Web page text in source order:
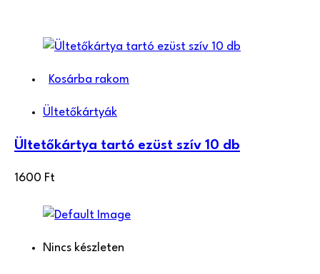
Kosárba rakom
Ültetőkártyák
Ültetőkártya tartó ezüst szív 10 db
1600 Ft
Nincs készleten